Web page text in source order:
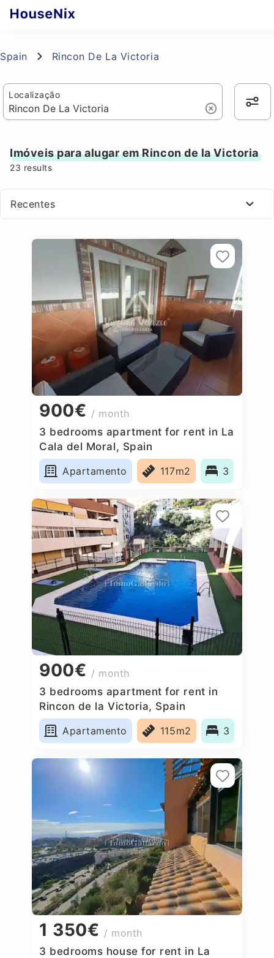
Spain Rincon De La Victoria
Localização
Imóveis para alugar em Rincon de la Victoria
23 results
Recentes
900€ / month
3 bedrooms apartment for rent in La
Cala del Moral, Spain
Apartamento
117m2 3
900€ / month
3 bedrooms apartment for rent in
Rincon de la Victoria, Spain
Apartamento
115m2 3
1 350€ / month
3 bedrooms house for rent in La